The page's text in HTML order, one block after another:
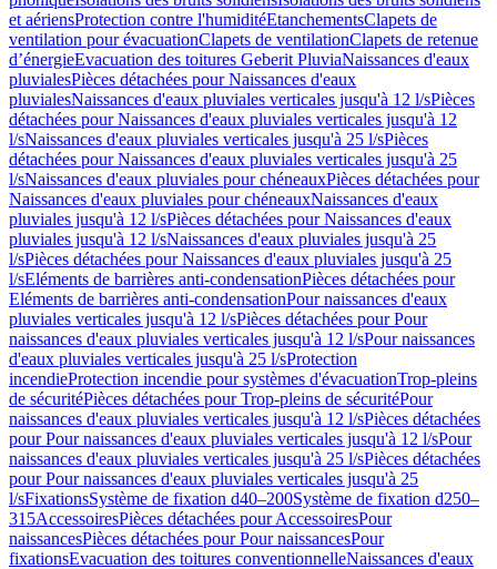
et aériensProtection contre l'humiditéEtanchementsClapets de
ventilation pour évacuationClapets de ventilationClapets de retenue
d’énergieEvacuation des toitures Geberit PluviaNaissances d'eaux
pluvialesPièces détachées pour Naissances d'eaux
pluvialesNaissances d'eaux pluviales verticales jusqu'à 12 l/sPièces
détachées pour Naissances d'eaux pluviales verticales jusqu'à 12
l/sNaissances d'eaux pluviales verticales jusqu'à 25 l/sPièces
détachées pour Naissances d'eaux pluviales verticales jusqu'à 25
l/sNaissances d'eaux pluviales pour chéneauxPièces détachées pour
Naissances d'eaux pluviales pour chéneauxNaissances d'eaux
pluviales jusqu'à 12 l/sPièces détachées pour Naissances d'eaux
pluviales jusqu'à 12 l/sNaissances d'eaux pluviales jusqu'à 25
l/sPièces détachées pour Naissances d'eaux pluviales jusqu'à 25
l/sEléments de barrières anti-condensationPièces détachées pour
Eléments de barrières anti-condensationPour naissances d'eaux
pluviales verticales jusqu'à 12 l/sPièces détachées pour Pour
naissances d'eaux pluviales verticales jusqu'à 12 l/sPour naissances
d'eaux pluviales verticales jusqu'à 25 l/sProtection
incendieProtection incendie pour systèmes d'évacuationTrop-pleins
de sécuritéPièces détachées pour Trop-pleins de sécuritéPour
naissances d'eaux pluviales verticales jusqu'à 12 l/sPièces détachées
pour Pour naissances d'eaux pluviales verticales jusqu'à 12 l/sPour
naissances d'eaux pluviales verticales jusqu'à 25 l/sPièces détachées
pour Pour naissances d'eaux pluviales verticales jusqu'à 25
l/sFixationsSystème de fixation d40–200Système de fixation d250–
315AccessoiresPièces détachées pour AccessoiresPour
naissancesPièces détachées pour Pour naissancesPour
fixationsEvacuation des toitures conventionnelleNaissances d'eaux